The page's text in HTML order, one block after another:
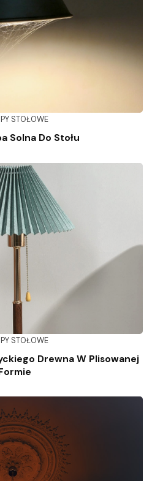
STOŁOWE
Solna Do Stołu
STOŁOWE
Drewna W Plisowanej